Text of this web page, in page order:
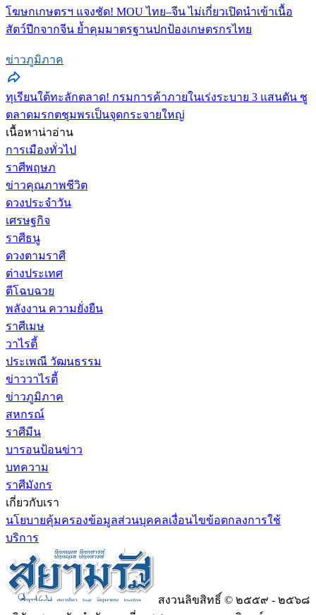
โฆษกเกษตรฯ แจงชัด! MOU ไทย–จีน ไม่เกี่ยวเปิดนำเข้าเนื้อ
สัตว์ปีกจากจีน ย้ำคุมมาตรฐานปกป้องเกษตรกรไทย
ข่าวภูมิภาค
ทุเรียนใต้ทะลักตลาด! กรมการค้าภายในเร่งระบาย 3 แสนตัน ชู
ตลาดมรกตชุมพรเป็นจุดกระจายใหญ่
เนื้อหาน่าอ่าน
การเมืองทั่วไป
ราศีพฤษภ
ข่าวคุณภาพชีวิต
ดวงประจำวัน
เศรษฐกิจ
ราศีธนู
ดวงตามราศี
ต่างประเทศ
ตีโฉบฉวย
พลังงาน ความยั่งยืน
ราศีเมษ
วาไรตี้
ประเพณี วัฒนธรรม
ข่าววาไรตี้
ข่าวภูมิภาค
สหกรณ์
ราศีมีน
บารอนป้อนข่าว
บทความ
ราศีมังกร
เกี่ยวกับเรา
นโยบายคุ้มครองข้อมูลส่วนบุคคลเงื่อนไขข้อตกลงการใช้
บริการ
สงวนลิขสิทธิ์ © ๒๕๕๙ - ๒๕๖๘